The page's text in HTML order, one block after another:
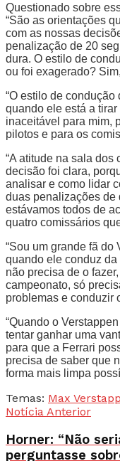
Questionado sobre
“São as orientações
com as nossas
penalização de 20
dura. O estilo de
ou foi exagerado?
“O estilo de
quando ele está a
inaceitável para mim,
pilotos e para os
“A atitude na sala dos
decisão foi clara,
analisar e como lidar
duas penalizações de
estávamos todos de
quatro comissários
“Sou um grande fã do
quando ele conduz
não precisa de o
campeonato, só
problemas e conduzir
“Quando o
tentar ganhar uma
para que a Ferrari
precisa de saber que
forma mais limpa
Temas: Max
Notícia Anterior
Horner: “Não
perguntasse